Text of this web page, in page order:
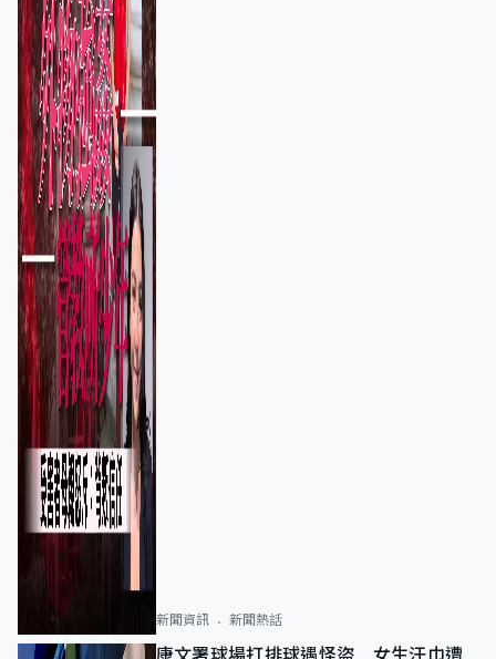
新聞資訊 新聞熱話
康文署球場打排球遇怪盜 女生汗巾遭